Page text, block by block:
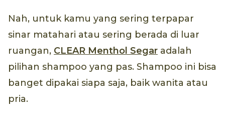
Nah, untuk kamu yang sering terpapar
sinar matahari atau sering berada di luar
ruangan, CLEAR Menthol Segar adalah
pilihan shampoo yang pas. Shampoo ini bisa
banget dipakai siapa saja, baik wanita atau
pria.